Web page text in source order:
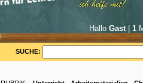
Hallo Gast| 1
SUCHE: